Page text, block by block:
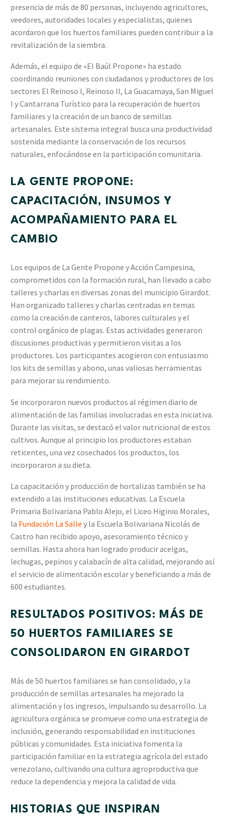
presencia de más de 80 personas, incluyendo agricultores,
veedores, autoridades locales y especialistas, quienes
acordaron que los huertos familiares pueden contribuir a la
revitalización de la siembra.
Además, el equipo de «El Baúl Propone» ha estado
coordinando reuniones con ciudadanos y productores de los
sectores El Reinoso I, Reinoso II, La Guacamaya, San Miguel
I y Cantarrana Turístico para la recuperación de huertos
familiares y la creación de un banco de semillas
artesanales. Este sistema integral busca una productividad
sostenida mediante la conservación de los recursos
naturales, enfocándose en la participación comunitaria.
LA GENTE PROPONE:
CAPACITACIÓN, INSUMOS Y
ACOMPAÑAMIENTO PARA EL
CAMBIO
Los equipos de La Gente Propone y Acción Campesina,
comprometidos con la formación rural, han llevado a cabo
talleres y charlas en diversas zonas del municipio Girardot.
Han organizado talleres y charlas centradas en temas
como la creación de canteros, labores culturales y el
control orgánico de plagas. Estas actividades generaron
discusiones productivas y permitieron visitas a los
productores. Los participantes acogieron con entusiasmo
los kits de semillas y abono, unas valiosas herramientas
para mejorar su rendimiento.
Se incorporaron nuevos productos al régimen diario de
alimentación de las familias involucradas en esta iniciativa.
Durante las visitas, se destacó el valor nutricional de estos
cultivos. Aunque al principio los productores estaban
reticentes, una vez cosechados los productos, los
incorporaron a su dieta.
La capacitación y producción de hortalizas también se ha
extendido a las instituciones educativas. La Escuela
Primaria Bolivariana Pablo Alejo, el Liceo Higinio Morales,
la Fundación La Salle y la Escuela Bolivariana Nicolás de
Castro han recibido apoyo, asesoramiento técnico y
semillas. Hasta ahora han logrado producir acelgas,
lechugas, pepinos y calabacín de alta calidad, mejorando así
el servicio de alimentación escolar y beneficiando a más de
600 estudiantes.
RESULTADOS POSITIVOS: MÁS DE
50 HUERTOS FAMILIARES SE
CONSOLIDARON EN GIRARDOT
Más de 50 huertos familiares se han consolidado, y la
producción de semillas artesanales ha mejorado la
alimentación y los ingresos, impulsando su desarrollo. La
agricultura orgánica se promueve como una estrategia de
inclusión, generando responsabilidad en instituciones
públicas y comunidades. Esta iniciativa fomenta la
participación familiar en la estrategia agrícola del estado
venezolano, cultivando una cultura agroproductiva que
reduce la dependencia y mejora la calidad de vida.
HISTORIAS QUE INSPIRAN